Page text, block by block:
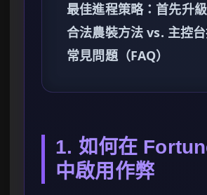
最佳進程策略：首先升
合法農裝方法 vs. 主控
常見問題（FAQ）
1. 如何在
中啟用作弊